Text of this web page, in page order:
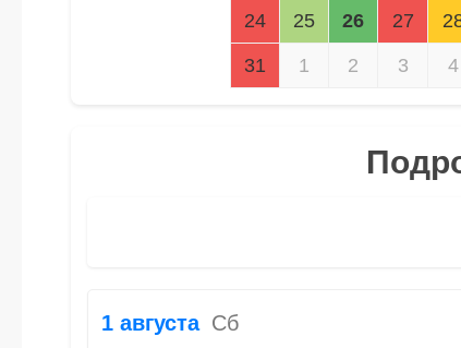
24 25 26 27
31 1 2 3 4
1 августа Сб